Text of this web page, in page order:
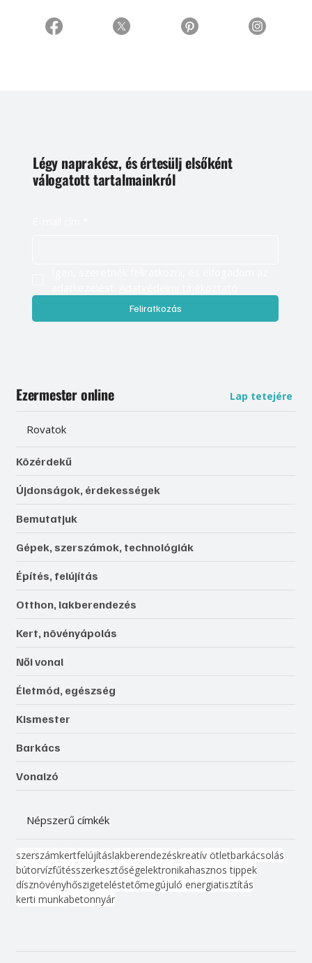
Légy naprakész, és értesülj elsőként
válogatott tartalmainkról
Feliratkozás
Ezermester online Lap tetejére
Rovatok
Közérdekű
Újdonságok, érdekességek
Bemutatjuk
Gépek, szerszámok, technológiák
Építés, felújítás
Otthon, lakberendezés
Kert, növényápolás
Női vonal
Életmód, egészség
Kismester
Barkács
Vonalzó
Népszerű címkék
szerszámkertfelújításlakberendezéskreatív ötletbarkácsolás
bútorvízfűtésszerkesztőségelektronikahasznos tippek
dísznövényhőszigeteléstetőmegújuló energiatisztítás
kerti munkabetonnyár